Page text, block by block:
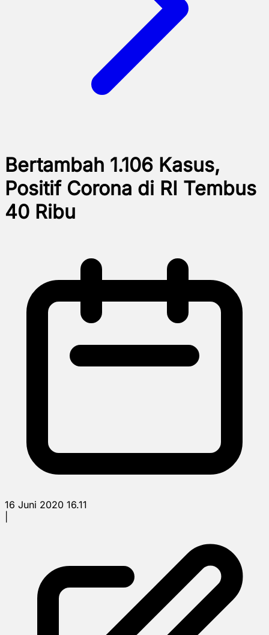
Bertambah 1.106 Kasus,
Positif Corona di RI Tembus
40 Ribu
16 Juni 2020 16.11